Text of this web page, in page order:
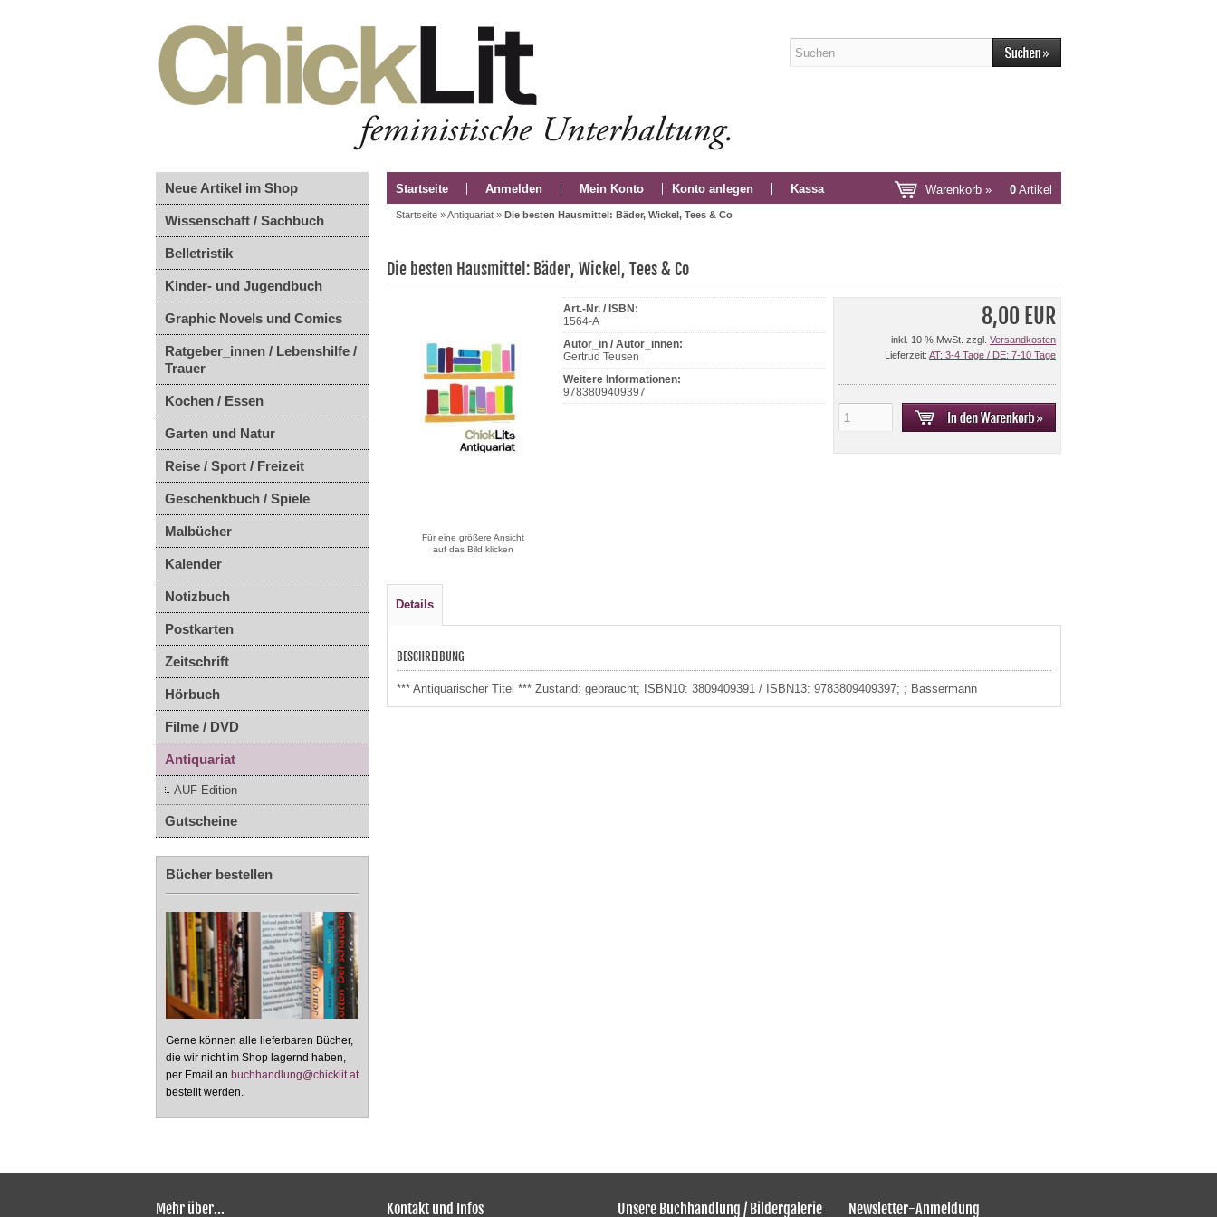
Neue Artikel im Shop
Wissenschaft / Sachbuch
Belletristik
Kinder- und Jugendbuch
Graphic Novels und Comics
Ratgeber_innen / Lebenshilfe /
Trauer
Kochen / Essen
Garten und Natur
Reise / Sport / Freizeit
Geschenkbuch / Spiele
Malbücher
Kalender
Notizbuch
Postkarten
Zeitschrift
Hörbuch
Filme / DVD
Antiquariat
AUF Edition
Gutscheine
Bücher bestellen
Gerne können alle lieferbaren Bücher,
die wir nicht im Shop lagernd haben,
per Email an buchhandlung@chicklit.at
bestellt werden.
Startseite Anmelden Mein Konto Konto anlegen Kassa Warenkorb » 0 Artikel
Startseite »Antiquariat » Die besten Hausmittel: Bäder, Wickel, Tees & Co
Die besten Hausmittel: Bäder, Wickel, Tees & Co
Für eine größere Ansicht
auf das Bild klicken
Art.-Nr. / ISBN:
1564-A
Autor_in / Autor_innen:
Gertrud Teusen
Weitere Informationen:
9783809409397
8,00 EUR
inkl. 10 % MwSt. zzgl. Versandkosten
Lieferzeit: AT: 3-4 Tage / DE: 7-10 Tage
Details
BESCHREIBUNG
*** Antiquarischer Titel *** Zustand: gebraucht; ISBN10: 3809409391 / ISBN13: 9783809409397; ; Bassermann
Mehr über... Kontakt und Infos Unsere Buchhandlung / Bildergalerie Newsletter-Anmeldung